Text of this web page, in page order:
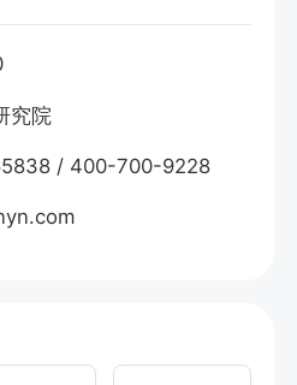
究院
/ 400-700-9228